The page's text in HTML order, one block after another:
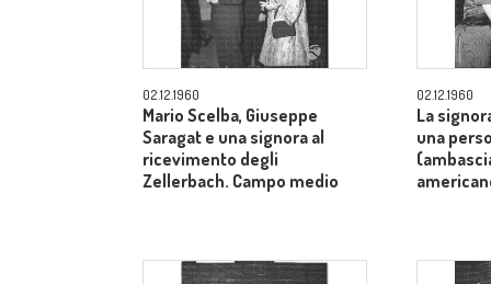
02.12.1960
Mario Scelba, Giuseppe
Saragat e una signora al
ricevimento degli
Zellerbach. Campo medio
02.12.1960
La
una